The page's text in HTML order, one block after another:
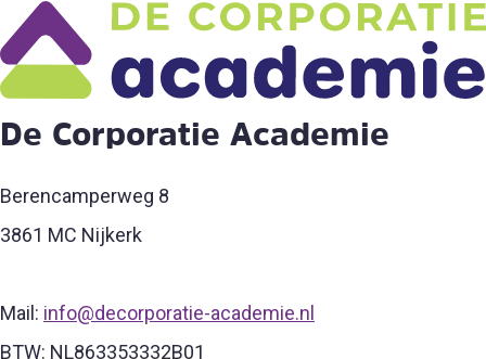
De Corporatie Academie
Berencamperweg 8
3861 MC Nijkerk
Mail: info@decorporatie-academie.nl
BTW: NL863353332B01